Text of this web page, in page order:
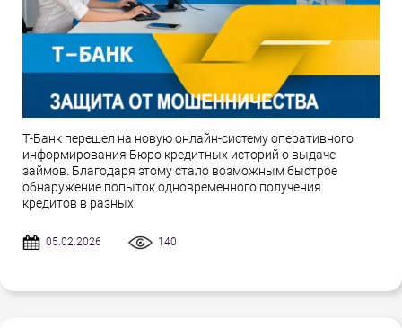
Т-Банк перешел на новую онлайн-систему оперативного
информирования Бюро кредитных историй о выдаче
займов. Благодаря этому стало возможным быстрое
обнаружение попыток одновременного получения
кредитов в разных
05.02.2026 140